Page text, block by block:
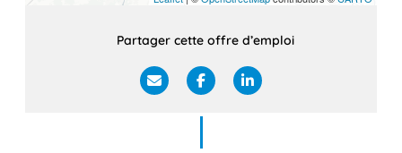
Partager cette offre d’emploi